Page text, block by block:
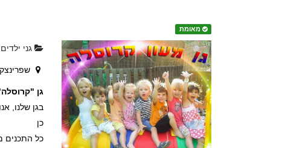
מאומת
גני
שפרינצק 15, ראשון לציון,
גן
בגן שלנו,
כן
כל התכנים